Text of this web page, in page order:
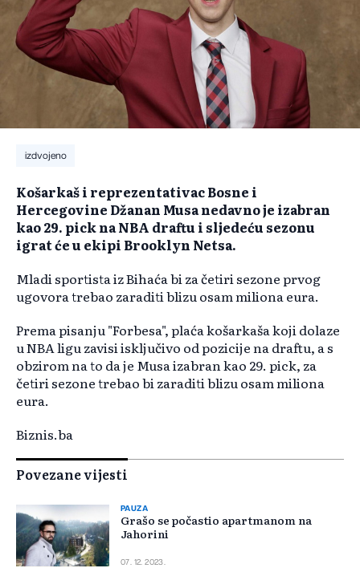
izdvojeno
Košarkaš i reprezentativac Bosne i
Hercegovine Džanan Musa nedavno je izabran
kao 29. pick na NBA draftu i sljedeću sezonu
igrat će u ekipi Brooklyn Netsa.
Mladi sportista iz Bihaća bi za četiri sezone prvog
ugovora trebao zaraditi blizu osam miliona eura.
Prema pisanju "Forbesa", plaća košarkaša koji dolaze
u NBA ligu zavisi isključivo od pozicije na draftu, a s
obzirom na to da je Musa izabran kao 29. pick, za
četiri sezone trebao bi zaraditi blizu osam miliona
eura.
Biznis.ba
Povezane vijesti
PAUZA
Grašo se počastio apartmanom na
Jahorini
07. 12. 2023.